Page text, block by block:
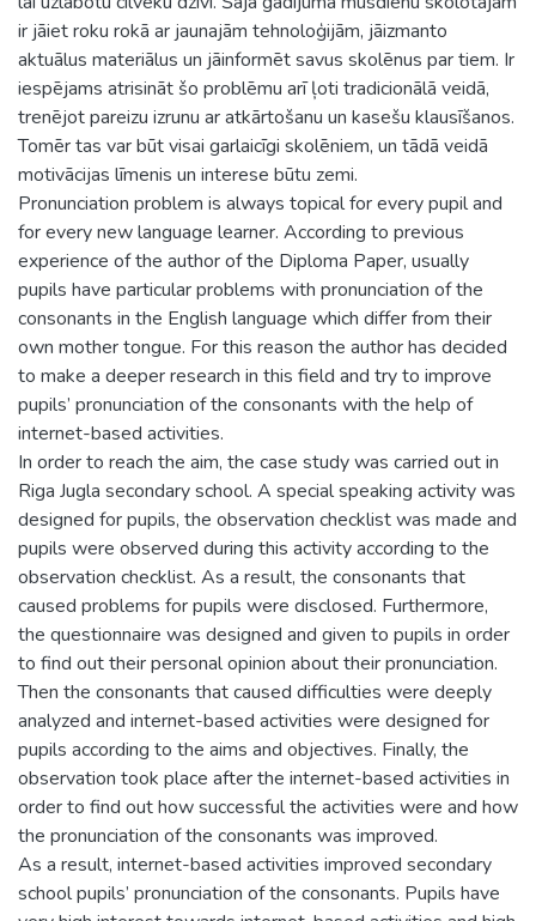
ir jāiet roku rokā ar jaunajām tehnoloģijām, jāizmanto
aktuālus materiālus un jāinformēt savus skolēnus par tiem. Ir
iespējams atrisināt šo problēmu arī ļoti tradicionālā veidā,
trenējot pareizu izrunu ar atkārtošanu un kasešu klausīšanos.
Tomēr tas var būt visai garlaicīgi skolēniem, un tādā veidā
motivācijas līmenis un interese būtu zemi.
Pronunciation problem is always topical for every pupil and
for every new language learner. According to previous
experience of the author of the Diploma Paper, usually
pupils have particular problems with pronunciation of the
consonants in the English language which differ from their
own mother tongue. For this reason the author has decided
to make a deeper research in this field and try to improve
pupils’ pronunciation of the consonants with the help of
internet-based activities.
In order to reach the aim, the case study was carried out in
Riga Jugla secondary school. A special speaking activity was
designed for pupils, the observation checklist was made and
pupils were observed during this activity according to the
observation checklist. As a result, the consonants that
caused problems for pupils were disclosed. Furthermore,
the questionnaire was designed and given to pupils in order
to find out their personal opinion about their pronunciation.
Then the consonants that caused difficulties were deeply
analyzed and internet-based activities were designed for
pupils according to the aims and objectives. Finally, the
observation took place after the internet-based activities in
order to find out how successful the activities were and how
the pronunciation of the consonants was improved.
As a result, internet-based activities improved secondary
school pupils’ pronunciation of the consonants. Pupils have